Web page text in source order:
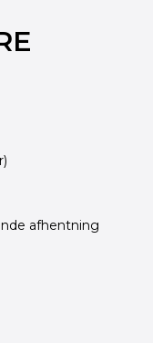
afhentning